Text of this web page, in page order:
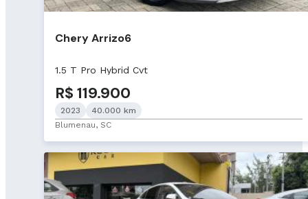
Chery Arrizo6
1.5 T Pro Hybrid Cvt
R$ 119.900
2023
40.000 km
Blumenau, SC